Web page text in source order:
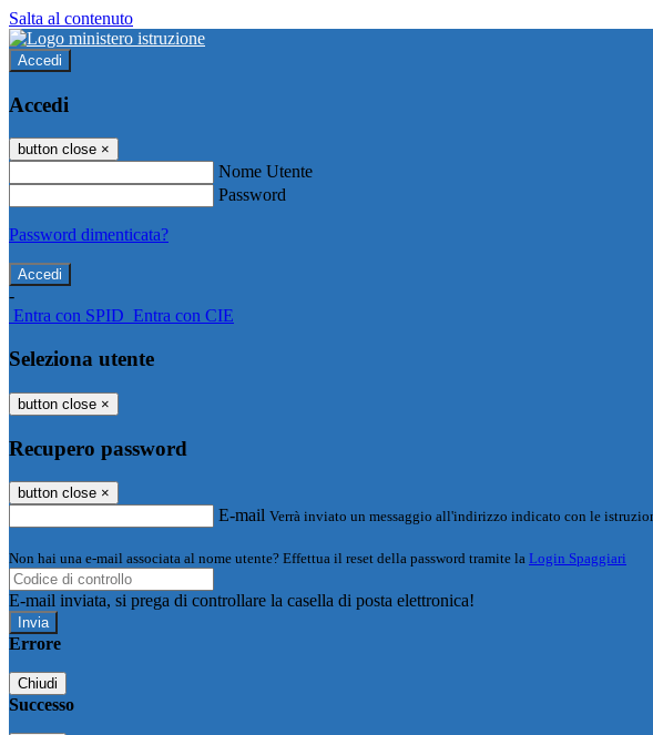
Salta al contenuto
Accedi
Accedi
button close ×
Nome Utente
Password
Password dimenticata?
-
Entra con SPID Entra con CIE
Seleziona utente
button close ×
Recupero password
button close ×
E-mail Verrà inviato un messaggio all'indirizzo indicato con le
Non hai una e-mail associata al nome utente? Effettua il reset della password tramite la Login Spaggiari
E-mail inviata, si prega di controllare la casella di posta elettronica!
Errore
Chiudi
Successo